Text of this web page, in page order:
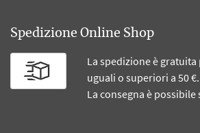
Spedizione Online Shop
La spedizione è
uguali o superiori a 50 €.
La consegna è possibile